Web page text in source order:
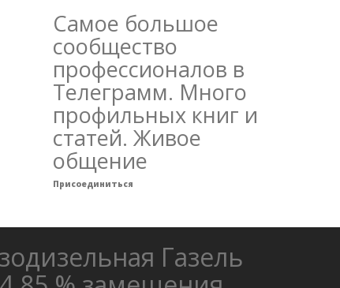
Самое большое
сообщество
профессионалов в
Телеграмм. Много
профильных книг и
статей. Живое
общение
Присоединиться
Газель